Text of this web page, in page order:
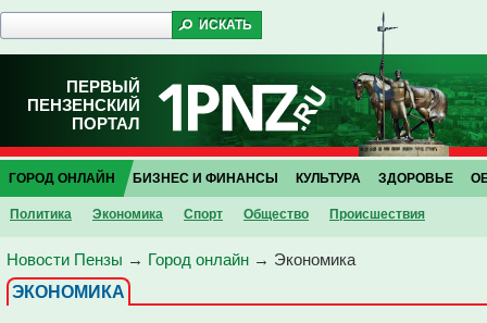
ПЕРВЫЙ
ПЕНЗЕНСКИЙ
ПОРТАЛ
ГОРОД ОНЛАЙН
Политика Экономика Спорт Общество Проиcшествия
БИЗНЕС И ФИНАНСЫ КУЛЬТУРА ЗДОРОВЬЕ
Новости Пензы → Город онлайн → Экономика
ЭКОНОМИКА